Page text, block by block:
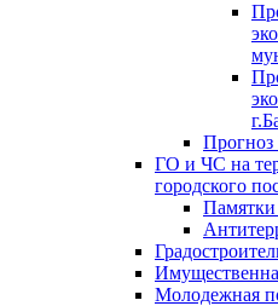
ГО и ЧС на
городского
Молодежная